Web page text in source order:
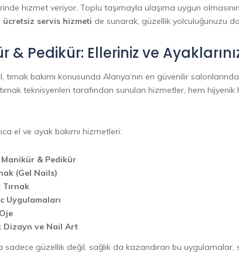
hizmet veriyor. Toplu taşımayla ulaşıma uygun
ücretsiz servis hizmeti de sunarak, güzellik yolculuğunuzu
& Pedikür: Elleriniz ve
tırnak bakımı konusunda Alanya’nın en güvenilir
teknisyenleri tarafından sunulan hizmetler, hem
el ve ayak bakımı hizmetleri:
& Pedikür
(Gel Nails)
Uygulamaları
Dizayn ve Nail Art
sadece güzellik değil, sağlık da kazandıran bu